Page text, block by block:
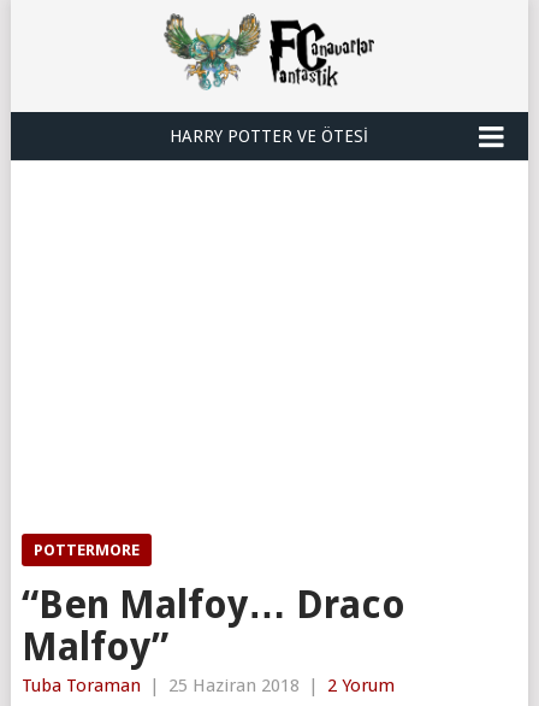
HARRY POTTER VE ÖTESI
POTTERMORE
“Ben Malfoy… Draco
Malfoy”
Tuba Toraman | 25 Haziran 2018 | 2 Yorum